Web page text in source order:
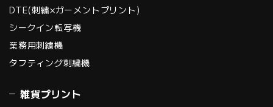
DTE(刺繍×ガーメントプリント)
シークイン転写機
業務用刺繍機
タフティング刺繍機
雑貨プリント